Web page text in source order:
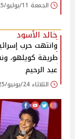
الجمعة 11/يوليو/2025 - 02:48 م
خالد الأسود
وانتهت حرب
طريقة كويلهو،
عبد الرحيم
الثلاثاء 24/يونيو/2025 - 11:25 ص